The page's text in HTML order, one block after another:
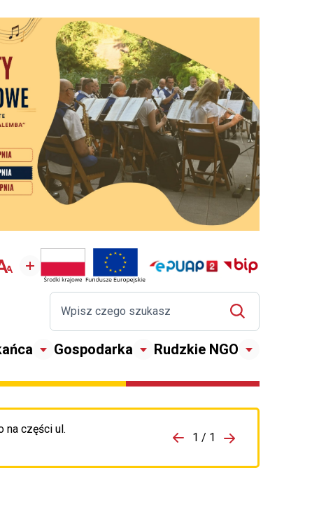
Gospodarka Rudzkie NGO
na części ul.
do porzpedniego komunikatu 1 / 1
Przejdź do